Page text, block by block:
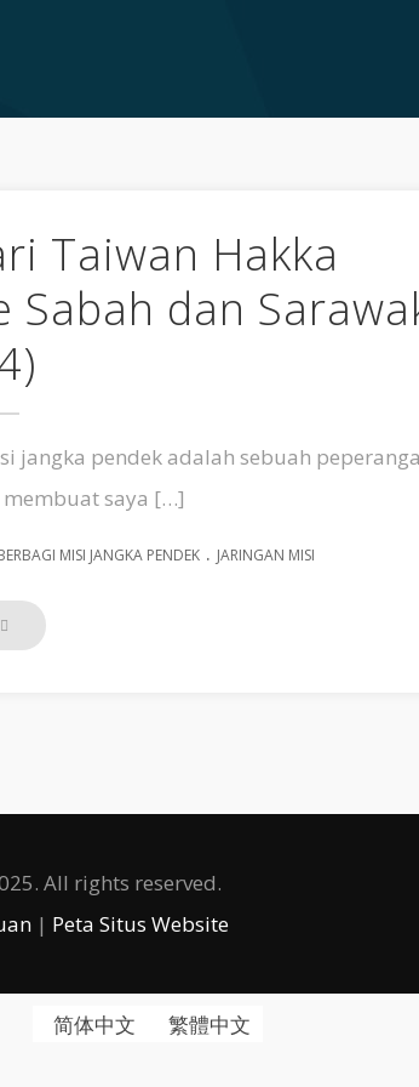
Taiwan Hakka
Sabah dan
pendek adalah sebuah
saya […]
MISI JANGKA PENDEK . JARINGAN MISI
All rights reserved.
| Peta Situs Website
简体中文 繁體中文